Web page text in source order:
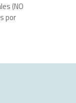
(NO
por